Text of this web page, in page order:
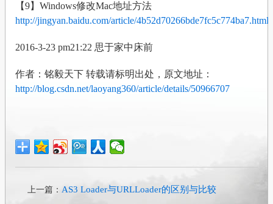
【9】Windows修改Mac地址方法
http://jingyan.baidu.com/article/4b52d70266bde7fc5c774ba7.html
2016-3-23 pm21:22 思于家中床前
作者：铭毅天下 转载请标明出处，原文地址：
http://blog.csdn.net/laoyang360/article/details/50966707
上一篇： AS3 Loader与URLLoader的区别与比较